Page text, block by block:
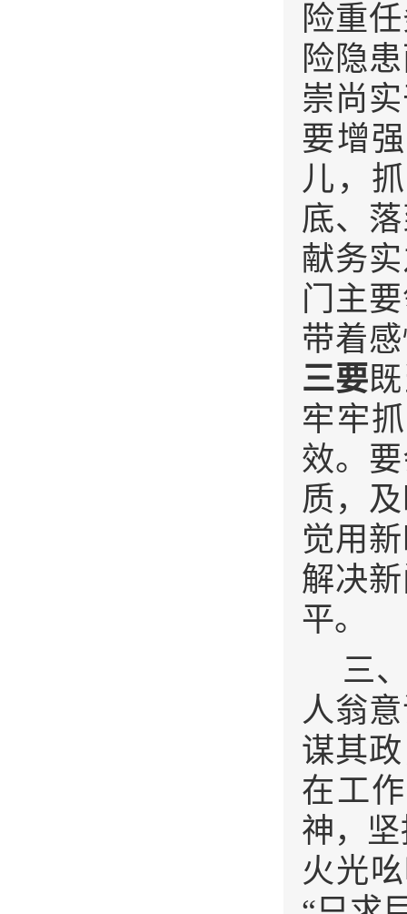
险重
险隐
崇尚
要增
儿，
底、
献务
门主
带着
三要
牢牢
效。
质，
觉用
解决
平。
三
人翁
谋其
在工
神，
火光